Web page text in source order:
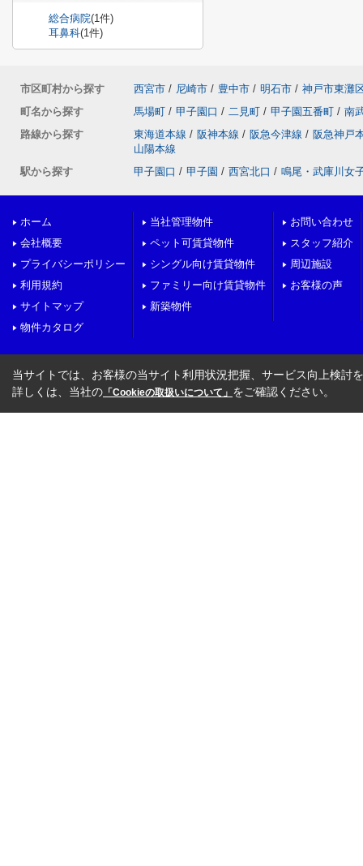
総合病院(1件)
耳鼻科(1件)
市区町村から探す 西宮市 / 尼崎市 / 豊中市 / 明石市 / 神戸市東灘
町名から探す
馬場町 / 甲子園口 / 二見町 / 甲子園五番町 / 南
路線から探す
東海道本線 / 阪神本線 / 阪急今津線 / 阪急神戸
山陽本線
駅から探す
甲子園口 / 甲子園 / 西宮北口 / 鳴尾・武庫川女
ホーム
会社概要
プライバシーポリシー
利用規約
サイトマップ
物件カタログ
当社管理物件
ペット可賃貸物件
シングル向け賃貸物件
ファミリー向け賃貸物件
新築物件
お問い合わせ
スタッフ紹介
周辺施設
お客様の声
当サイトでは、お客様の当サイト利用状況把握、サービス向上検討
詳しくは、当社の 「Cookieの取扱いについて」 をご確認ください。